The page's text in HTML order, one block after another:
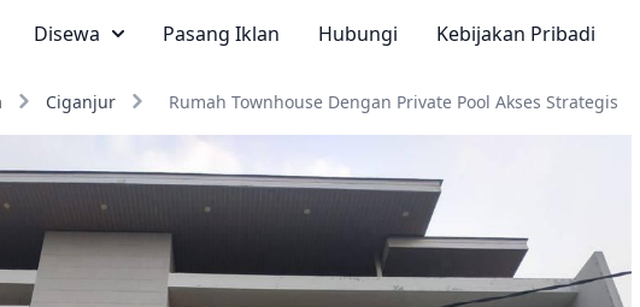
Disewa Pasang Iklan Hubungi Kebijakan Pribadi
Ciganjur Rumah Townhouse Dengan Private Pool Akses Strategis